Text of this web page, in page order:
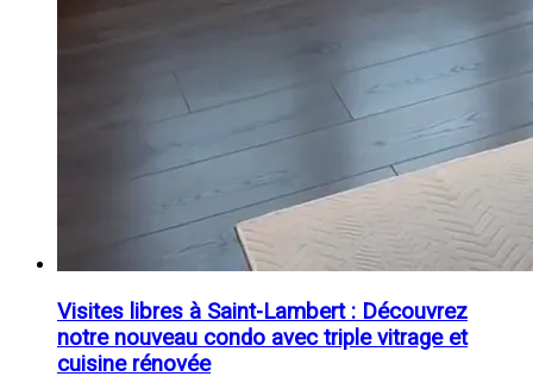
Visites libres à Saint-Lambert : Découvrez
notre nouveau condo avec triple vitrage et
cuisine rénovée